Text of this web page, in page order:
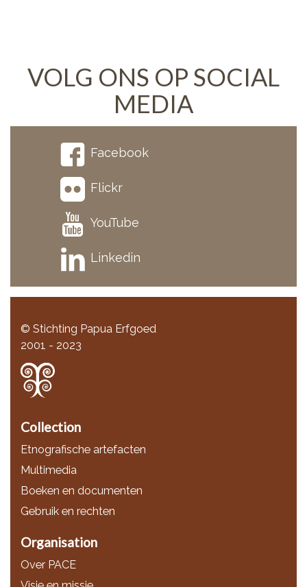
VOLG ONS OP SOCIAL
MEDIA
Facebook
Flickr
YouTube
Linkedin
© Stichting Papua Erfgoed
2001 - 2023
Collection
Etnografische artefacten
Multimedia
Boeken en documenten
Gebruik en rechten
Organisation
Over PACE